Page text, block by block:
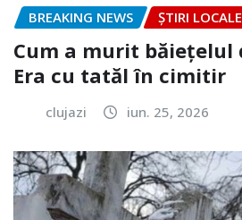
BREAKING NEWS ȘTIRI LOCALE
Cum a murit băiețelul
Era cu tatăl în cimitir
clujazi iun. 25, 2026